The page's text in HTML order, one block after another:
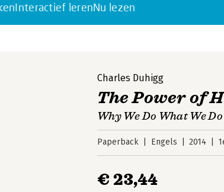
Interactief lerenNu lezen
Charles Duhigg
The Power of
Why We Do What We
Paperback Engels 2014
€ 23,44